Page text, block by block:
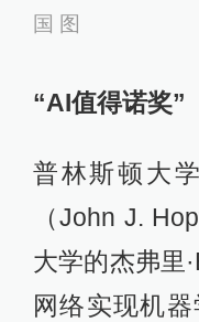
国 图
“AI值得诺奖”
普林斯顿大
（John J.
大学的杰弗里
网络实现机